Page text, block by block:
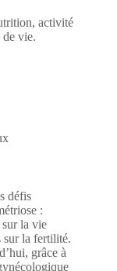
activité
de vie.
défis
:
la vie
sur la fertilité.
grâce à